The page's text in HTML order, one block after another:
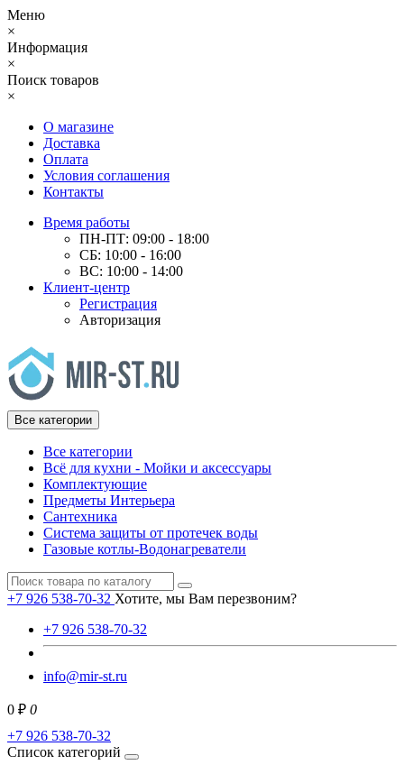
Меню
×
Информация
×
Поиск товаров
×
О магазине
Доставка
Оплата
Условия соглашения
Контакты
Время работы
ПН-ПТ: 09:00 - 18:00
СБ: 10:00 - 16:00
ВС: 10:00 - 14:00
Клиент-центр
Регистрация
Авторизация
Все категории
Все категории
Всё для кухни - Мойки и аксессуары
Комплектующие
Предметы Интерьера
Сантехника
Система защиты от протечек воды
Газовые котлы-Водонагреватели
+7 926 538-70-32 Хотите, мы Вам перезвоним?
+7 926 538-70-32
info@mir-st.ru
0 ₽ 0
+7 926 538-70-32
Список категорий